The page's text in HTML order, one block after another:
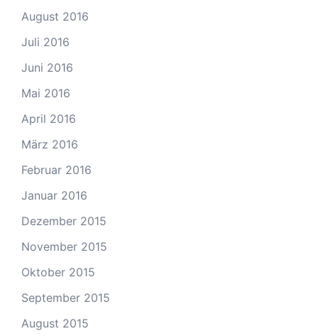
August 2016
Juli 2016
Juni 2016
Mai 2016
April 2016
März 2016
Februar 2016
Januar 2016
Dezember 2015
November 2015
Oktober 2015
September 2015
August 2015